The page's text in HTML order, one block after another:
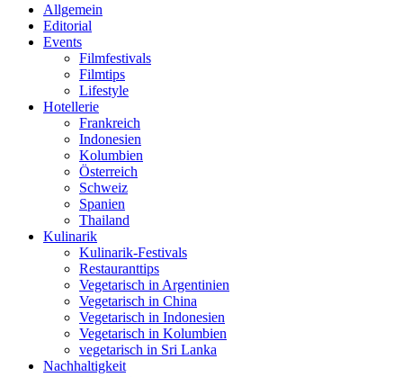
Allgemein
Editorial
Events
Filmfestivals
Filmtips
Lifestyle
Hotellerie
Frankreich
Indonesien
Kolumbien
Österreich
Schweiz
Spanien
Thailand
Kulinarik
Kulinarik-Festivals
Restauranttips
Vegetarisch in Argentinien
Vegetarisch in China
Vegetarisch in Indonesien
Vegetarisch in Kolumbien
vegetarisch in Sri Lanka
Nachhaltigkeit